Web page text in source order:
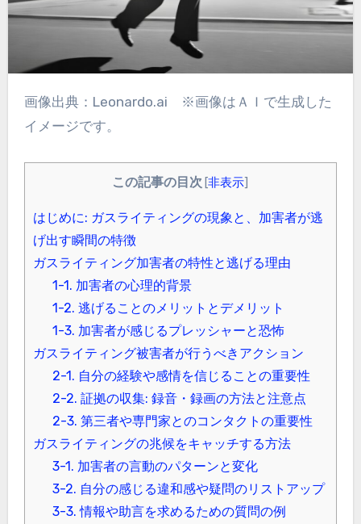
画像出典：Leonardo.ai ※画像はＡＩで生成した
イメージです。
この記事の目次 [非表示]
はじめに: ガスライティングの現象と、加害者が逃
げ出す瞬間の特徴
ガスライティング加害者の特性と逃げる理由
1-1. 加害者の心理的背景
1-2. 逃げることのメリットとデメリット
1-3. 加害者が感じるプレッシャーと恐怖
ガスライティング被害者が行うべきアクション
2-1. 自分の経験や感情を信じることの重要性
2-2. 証拠の収集: 録音・録画の方法と注意点
2-3. 第三者や専門家とのコンタクトの重要性
ガスライティングの兆候をキャッチする方法
3-1. 加害者の言動のパターンと変化
3-2. 自分の感じる違和感や疑問のリストアップ
3-3. 情報や助言を求めるための質問の例